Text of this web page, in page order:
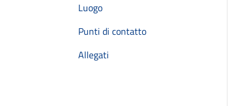
Luogo
Punti di contatto
Allegati